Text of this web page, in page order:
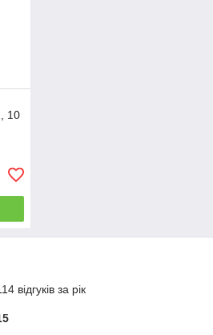
10
відгуків за рік